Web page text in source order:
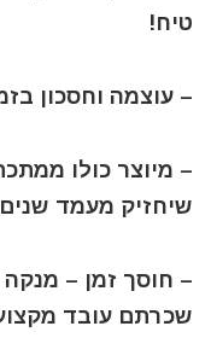
טיח!
– עוצמה וחסכון
שיחזיק מעמד
– חוסך זמן – מנקה
שכרתם עובד